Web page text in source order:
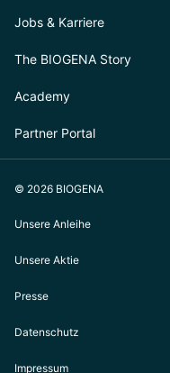
Jobs & Karriere
The BIOGENA Story
Academy
Partner Portal
© 2026 BIOGENA
Unsere Anleihe
Unsere Aktie
Presse
Datenschutz
Impressum